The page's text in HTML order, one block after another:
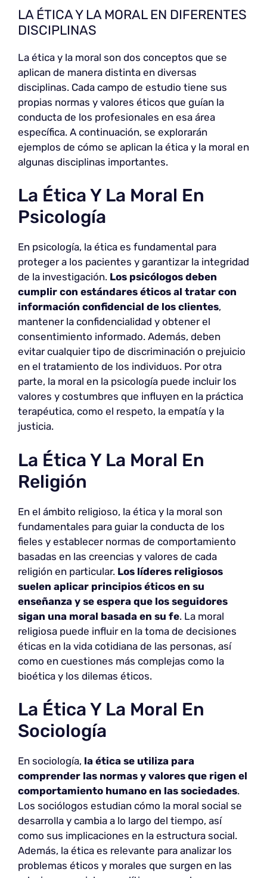
LA ÉTICA Y LA MORAL EN DIFERENTES
DISCIPLINAS
La ética y la moral son dos conceptos que se
aplican de manera distinta en diversas
disciplinas. Cada campo de estudio tiene sus
propias normas y valores éticos que guían la
conducta de los profesionales en esa área
específica. A continuación, se explorarán
ejemplos de cómo se aplican la ética y la moral en
algunas disciplinas importantes.
La Ética Y La Moral En
Psicología
En psicología, la ética es fundamental para
proteger a los pacientes y garantizar la integridad
de la investigación. Los psicólogos deben
cumplir con estándares éticos al tratar con
información confidencial de los clientes,
mantener la confidencialidad y obtener el
consentimiento informado. Además, deben
evitar cualquier tipo de discriminación o prejuicio
en el tratamiento de los individuos. Por otra
parte, la moral en la psicología puede incluir los
valores y costumbres que influyen en la práctica
terapéutica, como el respeto, la empatía y la
justicia.
La Ética Y La Moral En
Religión
En el ámbito religioso, la ética y la moral son
fundamentales para guiar la conducta de los
fieles y establecer normas de comportamiento
basadas en las creencias y valores de cada
religión en particular. Los líderes religiosos
suelen aplicar principios éticos en su
enseñanza y se espera que los seguidores
sigan una moral basada en su fe. La moral
religiosa puede influir en la toma de decisiones
éticas en la vida cotidiana de las personas, así
como en cuestiones más complejas como la
bioética y los dilemas éticos.
La Ética Y La Moral En
Sociología
En sociología, la ética se utiliza para
comprender las normas y valores que rigen el
comportamiento humano en las sociedades.
Los sociólogos estudian cómo la moral social se
desarrolla y cambia a lo largo del tiempo, así
como sus implicaciones en la estructura social.
Además, la ética es relevante para analizar los
problemas éticos y morales que surgen en las